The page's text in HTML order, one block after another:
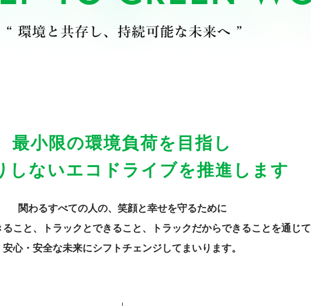
最小限の環境負荷を目指し
しないエコドライブを推進します
関わるすべての人の、笑顔と幸せを守るために
ること、トラックとできること、
トラックだからできることを通じて
安心・安全な未来にシフトチェンジしてまいります。